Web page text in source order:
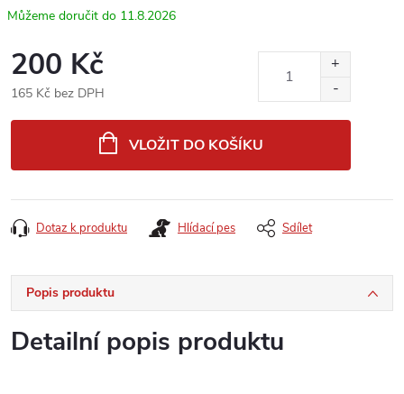
11.8.2026
200 Kč
165 Kč bez DPH
VLOŽIT DO KOŠÍKU
Dotaz k produktu Hlídací pes Sdílet
Popis produktu
Detailní popis produktu